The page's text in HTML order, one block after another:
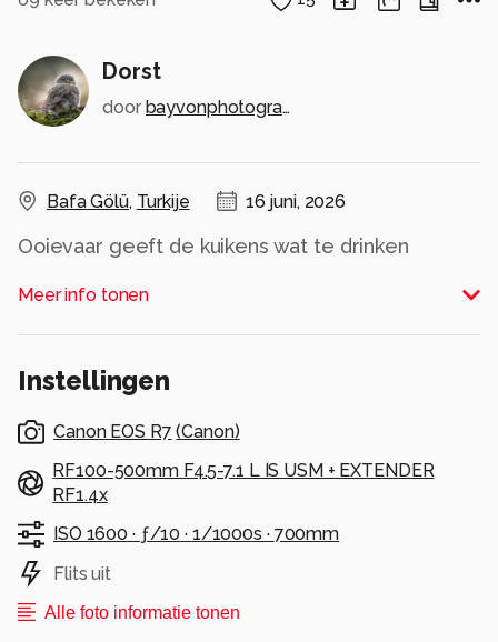
Dorst
door bayvonphotography2024
Bafa Gölü, Turkije 16 juni, 2026
Ooievaar geeft de kuikens wat te drinken
Alle rechten voorbehouden
Meer info tonen
Instellingen
Canon EOS R7 (Canon)
RF100-500mm F4.5-7.1 L IS USM + EXTENDER
RF1.4x
ISO 1600 · ƒ/10 · 1/1000s · 700mm
Flits uit
Alle foto informatie tonen